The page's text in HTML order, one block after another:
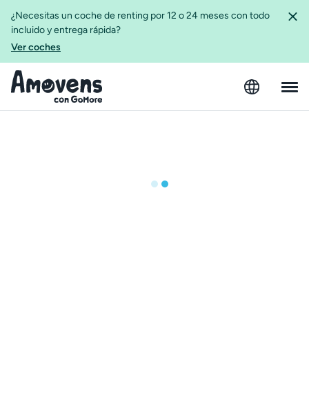
¿Necesitas un coche de renting por 12 o 24 meses con todo
incluido y entrega rápida?
Ver coches